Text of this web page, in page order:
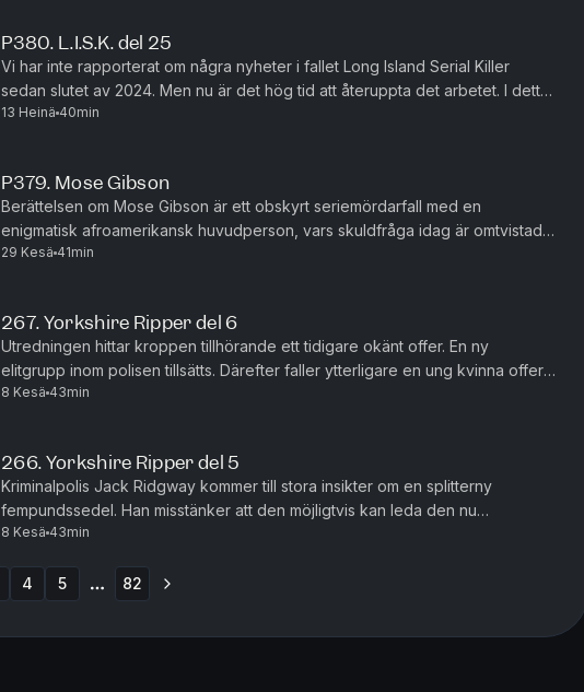
P380. L.I.S.K. del 25
Vi har inte rapporterat om några nyheter i fallet Long Island Serial Killer
sedan slutet av 2024. Men nu är det hög tid att återuppta det arbetet. I detta
avsnitt kommer du få höra den stora nyheten o...
13 Heinä 40min
P379. Mose Gibson
Berättelsen om Mose Gibson är ett obskyrt seriemördarfall med en
enigmatisk afroamerikansk huvudperson, vars skuldfråga idag är omtvistad.
Detta är en brottshistoria i ett kompromissat Jim Crow-USA, d...
29 Kesä 41min
267. Yorkshire Ripper del 6
Utredningen hittar kroppen tillhörande ett tidigare okänt offer. En ny
elitgrupp inom polisen tillsätts. Därefter faller ytterligare en ung kvinna offer
för seriemördaren, denna gång i staden Halifax....
8 Kesä 43min
266. Yorkshire Ripper del 5
Kriminalpolis Jack Ridgway kommer till stora insikter om en splitterny
fempundssedel. Han misstänker att den möjligtvis kan leda den nu
grevskapsomfattande utredningen till mördaren, och en mycket kom...
8 Kesä 43min
4 5 82